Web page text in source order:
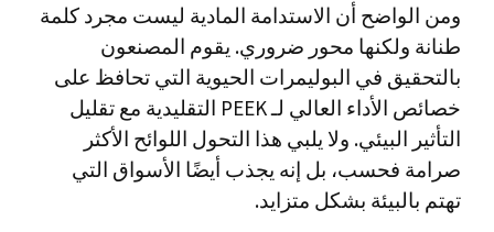
ومن الواضح أن الاستدامة المادية ليست مجرد كلمة
طنانة ولكنها محور ضروري. يقوم المصنعون
بالتحقيق في البوليمرات الحيوية التي تحافظ على
خصائص الأداء العالي لـ PEEK التقليدية مع تقليل
التأثير البيئي. ولا يلبي هذا التحول اللوائح الأكثر
صرامة فحسب، بل إنه يجذب أيضًا الأسواق التي
تهتم بالبيئة بشكل متزايد.